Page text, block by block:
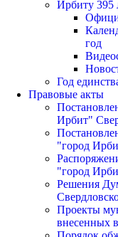
Ирбиту 395
год
Год
Правовые акты
Ирбит"
"город
"город
Решения
Проекты
внесенных